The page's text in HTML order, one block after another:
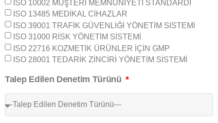
ISO 10002 MÜŞTERİ MEMNUNİYETİ STANDARDI
ISO 13485 MEDİKAL CİHAZLAR
ISO 39001 TRAFİK GÜVENLİĞİ YÖNETİM SİSTEMİ
ISO 31000 RİSK YÖNETİM SİSTEMİ
ISO 22716 KOZMETİK ÜRÜNLER İÇİN GMP
ISO 28001 TEDARİK ZİNCİRİ YÖNETİM SİSTEMİ
Talep Edilen Denetim Türünü